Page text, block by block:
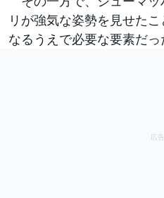
リが強気な姿勢を見せた
なるうえで必要な要素だっ